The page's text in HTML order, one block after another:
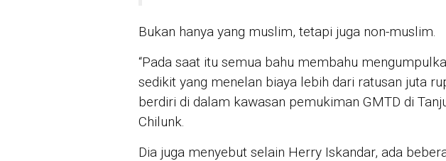
Bukan hanya yang muslim, tetapi juga non-muslim.
“Pada saat itu semua bahu membahu
sedikit yang menelan biaya lebih dari ratusan juta
berdiri di dalam kawasan pemukiman GMTD di
Chilunk.
Dia juga menyebut selain Herry Iskandar, ada